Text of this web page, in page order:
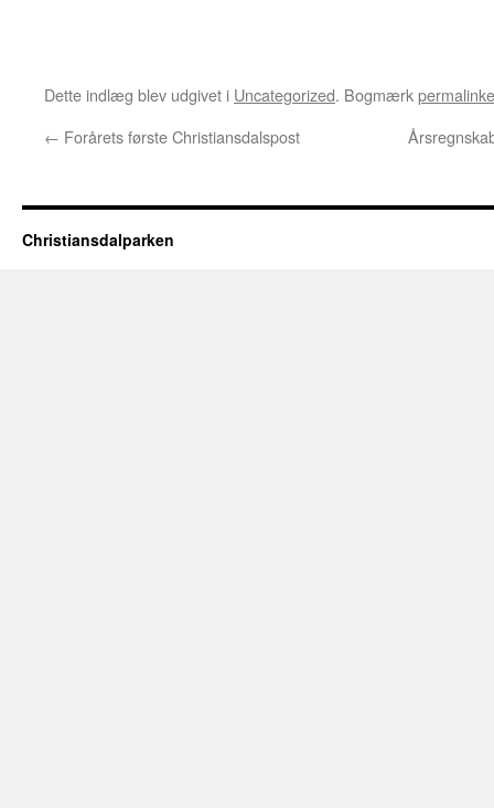
Dette indlæg blev udgivet i Uncategorized. Bogmærk
← Forårets første Christiansdalspost
Christiansdalparken